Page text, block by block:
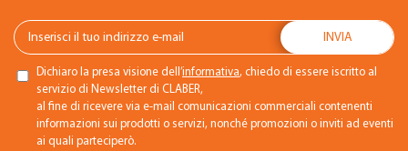
Dichiaro la presa visione dell’informativa, chiedo di essere iscritto al
servizio di Newsletter di CLABER,
al fine di ricevere via e-mail comunicazioni commerciali contenenti
informazioni sui prodotti o servizi, nonché promozioni o inviti ad eventi
ai quali parteciperò.